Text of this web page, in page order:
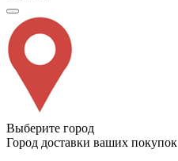
Выберите город
Город доставки ваших покупок